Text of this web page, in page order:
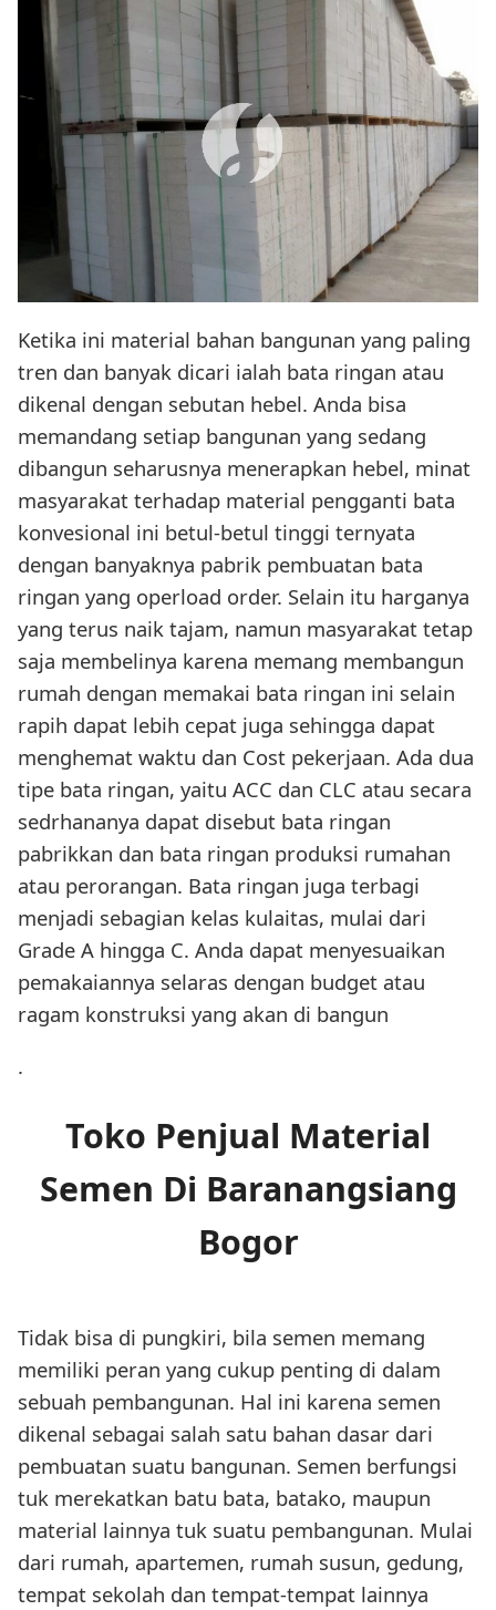
Ketika ini material bahan bangunan yang paling
tren dan banyak dicari ialah bata ringan atau
dikenal dengan sebutan hebel. Anda bisa
memandang setiap bangunan yang sedang
dibangun seharusnya menerapkan hebel, minat
masyarakat terhadap material pengganti bata
konvesional ini betul-betul tinggi ternyata
dengan banyaknya pabrik pembuatan bata
ringan yang operload order. Selain itu harganya
yang terus naik tajam, namun masyarakat tetap
saja membelinya karena memang membangun
rumah dengan memakai bata ringan ini selain
rapih dapat lebih cepat juga sehingga dapat
menghemat waktu dan Cost pekerjaan. Ada dua
tipe bata ringan, yaitu ACC dan CLC atau secara
sedrhananya dapat disebut bata ringan
pabrikkan dan bata ringan produksi rumahan
atau perorangan. Bata ringan juga terbagi
menjadi sebagian kelas kulaitas, mulai dari
Grade A hingga C. Anda dapat menyesuaikan
pemakaiannya selaras dengan budget atau
ragam konstruksi yang akan di bangun
.
Toko Penjual Material
Semen Di Baranangsiang
Bogor
Tidak bisa di pungkiri, bila semen memang
memiliki peran yang cukup penting di dalam
sebuah pembangunan. Hal ini karena semen
dikenal sebagai salah satu bahan dasar dari
pembuatan suatu bangunan. Semen berfungsi
tuk merekatkan batu bata, batako, maupun
material lainnya tuk suatu pembangunan. Mulai
dari rumah, apartemen, rumah susun, gedung,
tempat sekolah dan tempat-tempat lainnya